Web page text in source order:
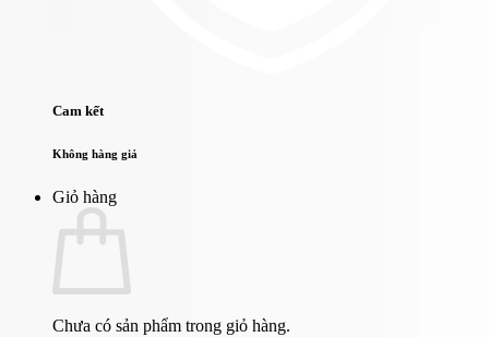
Cam kết
Không hàng giả
Giỏ hàng
Chưa có sản phẩm trong giỏ hàng.